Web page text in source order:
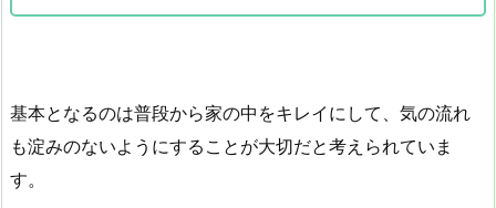
基本となるのは普段から家の中をキレイにして、気の流れ
も淀みのないようにすることが大切だと考えられていま
す。